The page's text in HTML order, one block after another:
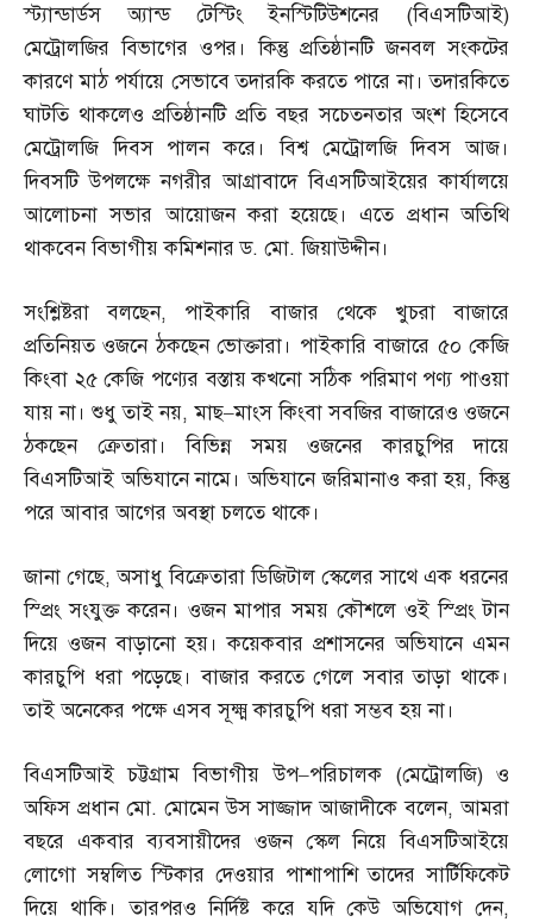
স্ট্যান্ডার্ডস অ্যান্ড টেস্টিং ইনস্টিটিউশনের (বিএসটিআই)
মেট্রোলজির বিভাগের ওপর। কিন্তু প্রতিষ্ঠানটি জনবল সংকটের
কারণে মাঠ পর্যায়ে সেভাবে তদারকি করতে পারে না। তদারকিতে
ঘাটতি থাকলেও প্রতিষ্ঠানটি প্রতি বছর সচেতনতার অংশ হিসেবে
মেট্রোলজি দিবস পালন করে। বিশ্ব মেট্রোলজি দিবস আজ।
দিবসটি উপলক্ষে নগরীর আগ্রাবাদে বিএসটিআইয়ের কার্যালয়ে
আলোচনা সভার আয়োজন করা হয়েছে। এতে প্রধান অতিথি
থাকবেন বিভাগীয় কমিশনার ড. মো.জিয়াউদ্দীন।
সংশ্লিষ্টরা বলছেন, পাইকারি বাজার থেকে খুচরা বাজারে
প্রতিনিয়ত ওজনে ঠকছেন ভোক্তারা। পাইকারি বাজারে ৫০ কেজি
কিংবা ২৫ কেজি পণ্যের বস্তায় কখনো সঠিক পরিমাণ পণ্য পাওয়া
যায় না। শুধু তাই নয়,মাছ–মাংস কিংবা সবজির বাজারেও ওজনে
ঠকছেন ক্রেতারা। বিভিন্ন সময় ওজনের কারচুপির দায়ে
বিএসটিআই অভিযানে নামে। অভিযানে জরিমানাও করা হয়,কিন্তু
পরে আবার আগের অবস্থা চলতে থাকে।
জানা গেছে,অসাধু বিক্রেতারা ডিজিটাল স্কেলের সাথে এক ধরনের
স্প্রিং সংযুক্ত করেন। ওজন মাপার সময় কৌশলে ওই স্প্রিং টান
দিয়ে ওজন বাড়ানো হয়। কয়েকবার প্রশাসনের অভিযানে এমন
কারচুপি ধরা পড়েছে। বাজার করতে গেলে সবার তাড়া থাকে।
তাই অনেকের পক্ষে এসব সূক্ষ্ম কারচুপি ধরা সম্ভব হয় না।
বিএসটিআই চট্টগ্রাম বিভাগীয় উপ–পরিচালক (মেট্রোলজি)ও
অফিস প্রধান মো. মোমেন উস সাজ্জাদ আজাদীকে বলেন,আমরা
বছরে একবার ব্যবসায়ীদের ওজন স্কেল নিয়ে বিএসটিআইয়ে
লোগো সম্বলিত স্টিকার দেওয়ার পাশাপাশি তাদের সার্টিফিকেট
দিয়ে থাকি। তারপরও নির্দিষ্ট করে যদি কেউ অভিযোগ দেন,